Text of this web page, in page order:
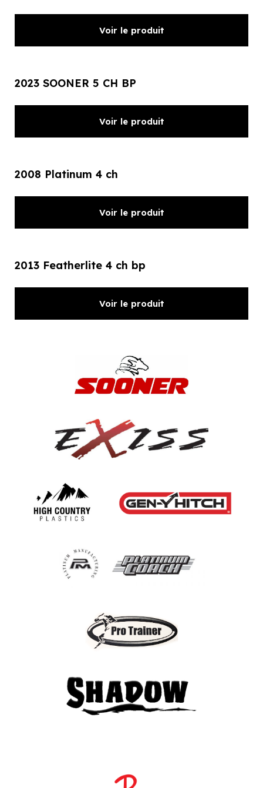
Voir le produit
2023 SOONER 5 CH BP
Voir le produit
2008 Platinum 4 ch
Voir le produit
2013 Featherlite 4 ch bp
Voir le produit